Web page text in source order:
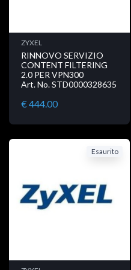
ZYXEL
RINNOVO SERVIZIO
CONTENT FILTERING
2.0 PER VPN300
Art. No. STD0000328635
€ 444.00
Esaurito